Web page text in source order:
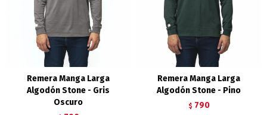
Remera Manga Larga
Algodón Stone - Gris
Oscuro
Remera Manga Larga
Algodón Stone - Pino
$ 790